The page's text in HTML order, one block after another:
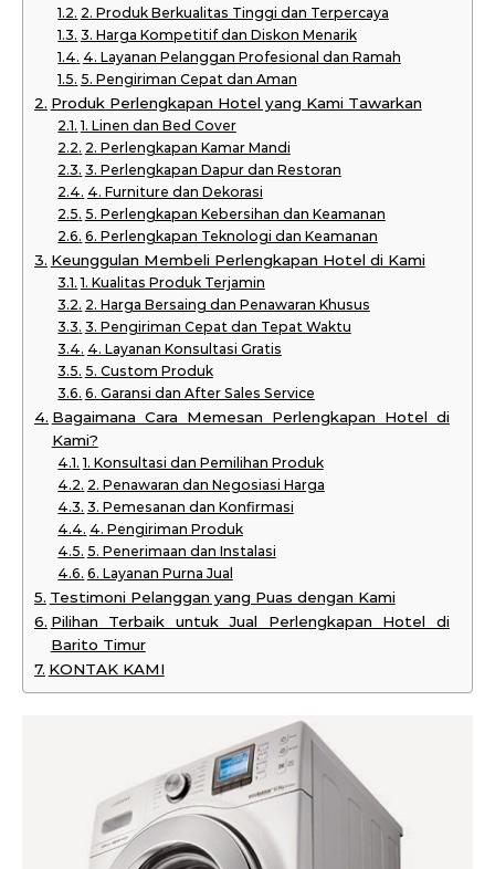
2. Produk Berkualitas Tinggi dan Terpercaya
3. Harga Kompetitif dan Diskon Menarik
4. Layanan Pelanggan Profesional dan Ramah
5. Pengiriman Cepat dan Aman
Produk Perlengkapan Hotel yang Kami Tawarkan
1. Linen dan Bed Cover
2. Perlengkapan Kamar Mandi
3. Perlengkapan Dapur dan Restoran
4. Furniture dan Dekorasi
5. Perlengkapan Kebersihan dan Keamanan
6. Perlengkapan Teknologi dan Keamanan
Keunggulan Membeli Perlengkapan Hotel di Kami
1. Kualitas Produk Terjamin
2. Harga Bersaing dan Penawaran Khusus
3. Pengiriman Cepat dan Tepat Waktu
4. Layanan Konsultasi Gratis
5. Custom Produk
6. Garansi dan After Sales Service
Bagaimana Cara Memesan Perlengkapan Hotel di
Kami?
1. Konsultasi dan Pemilihan Produk
2. Penawaran dan Negosiasi Harga
3. Pemesanan dan Konfirmasi
4. Pengiriman Produk
5. Penerimaan dan Instalasi
6. Layanan Purna Jual
Testimoni Pelanggan yang Puas dengan Kami
Pilihan Terbaik untuk Jual Perlengkapan Hotel di
Barito Timur
KONTAK KAMI